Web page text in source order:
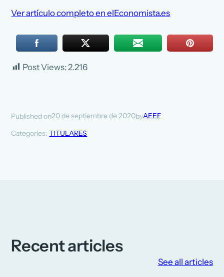
Ver artículo completo en elEconomista.es
Post Views: 2.216
Published on20 de septiembre de 2020byAEEF
Categories:TITULARES
Recent articles
See all articles